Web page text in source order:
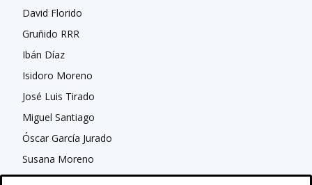
David Florido
Gruñido RRR
Ibán Díaz
Isidoro Moreno
José Luis Tirado
Miguel Santiago
Óscar García Jurado
Susana Moreno